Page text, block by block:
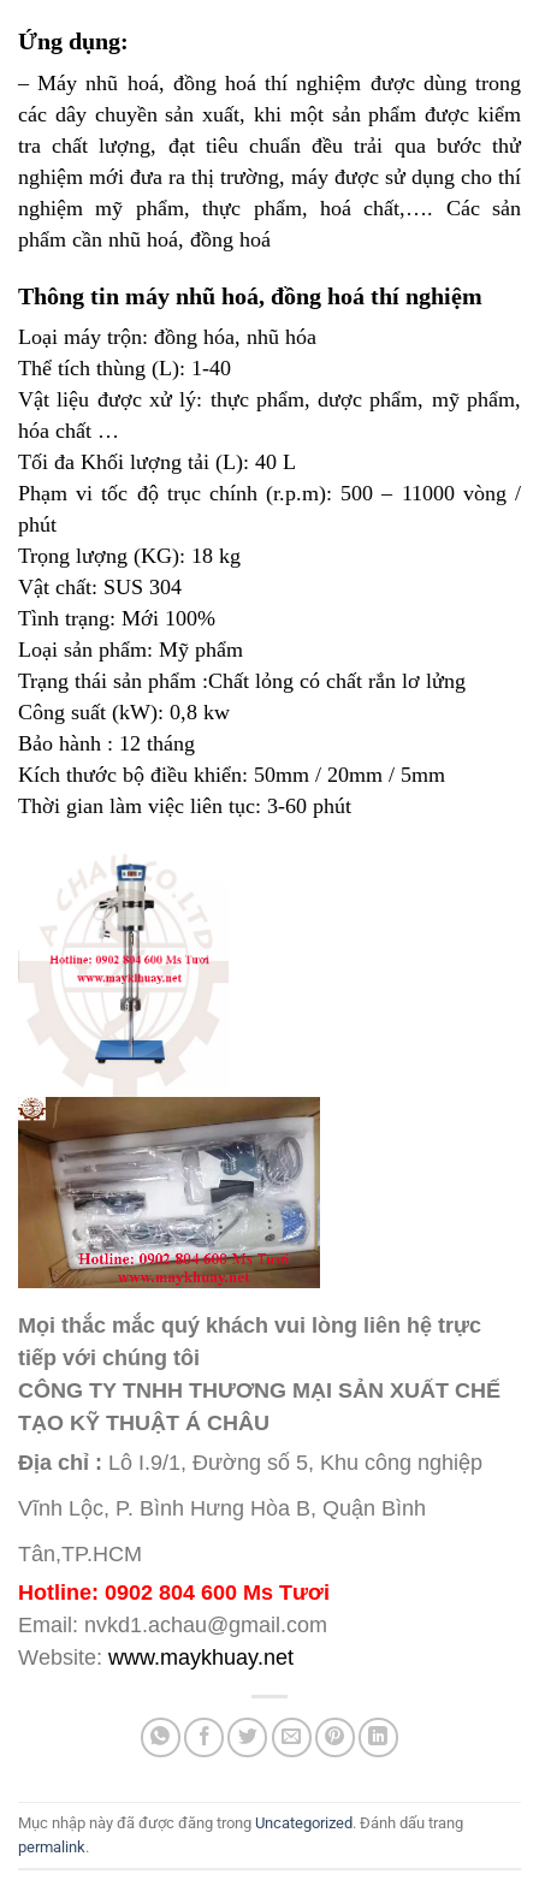
Ứng dụng:
– Máy nhũ hoá, đồng hoá thí nghiệm được dùng trong
các dây chuyền sản xuất, khi một sản phẩm được kiểm
tra chất lượng, đạt tiêu chuẩn đều trải qua bước thử
nghiệm mới đưa ra thị trường, máy được sử dụng cho thí
nghiệm mỹ phẩm, thực phẩm, hoá chất,…. Các sản
phẩm cần nhũ hoá, đồng hoá
Thông tin máy nhũ hoá, đồng hoá thí nghiệm
Loại máy trộn: đồng hóa, nhũ hóa
Thể tích thùng (L): 1-40
Vật liệu được xử lý: thực phẩm, dược phẩm, mỹ phẩm,
hóa chất …
Tối đa Khối lượng tải (L): 40 L
Phạm vi tốc độ trục chính (r.p.m): 500 – 11000 vòng /
phút
Trọng lượng (KG): 18 kg
Vật chất: SUS 304
Tình trạng: Mới 100%
Loại sản phẩm: Mỹ phẩm
Trạng thái sản phẩm :Chất lỏng có chất rắn lơ lửng
Công suất (kW): 0,8 kw
Bảo hành : 12 tháng
Kích thước bộ điều khiển: 50mm / 20mm / 5mm
Thời gian làm việc liên tục: 3-60 phút
Mọi thắc mắc quý khách vui lòng liên hệ trực
tiếp với chúng tôi
CÔNG TY TNHH THƯƠNG MẠI SẢN XUẤT CHẾ
TẠO KỸ THUẬT Á CHÂU
Địa chỉ : Lô I.9/1, Đường số 5, Khu công nghiệp
Vĩnh Lộc, P. Bình Hưng Hòa B, Quận Bình
Tân,TP.HCM
Hotline: 0902 804 600 Ms Tươi
Email: nvkd1.achau@gmail.com
Website: www.maykhuay.net
Mục nhập này đã được đăng trong Uncategorized. Đánh dấu trang
permalink.